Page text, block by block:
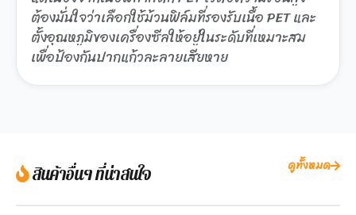
ต้องมั่นใจว่าเลือกใช้ม้วนฟิล์มที่รองรับเนื้อ PET และ
ตั้งอุณหภูมิของเครื่องซีลให้อยู่ในระดับที่เหมาะสม
เพื่อป้องกันปากแก้วละลายเสียหาย
สินค้าอื่นๆ ที่น่าสนใจ ดูทั้งหมด